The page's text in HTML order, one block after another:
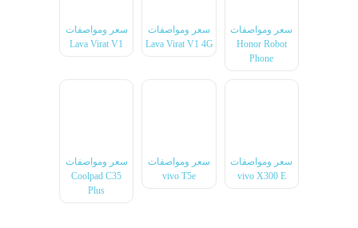
سعر ومواصفات
Honor Robot
Phone
سعر ومواصفات
Lava Virat V1 4G
سعر ومواصفات
Lava Virat V1
سعر ومواصفات
vivo X300 E
سعر ومواصفات
vivo T5e
سعر ومواصفات
Coolpad C35
Plus